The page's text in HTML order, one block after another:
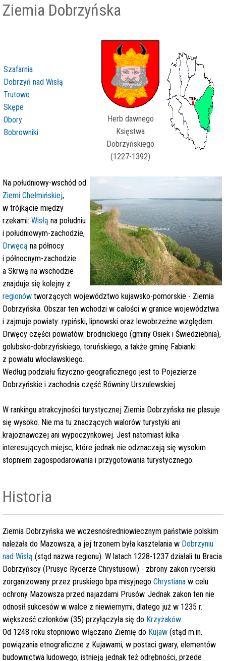
Ziemia Dobrzyńska
Szafarnia
Dobrzyń nad Wisłą
Trutowo
Skępe
Obory
Bobrowniki
Herb dawnego
Księstwa
Dobrzyńskiego
(1227-1392)
Na południowy-wschód od
Ziemi Chełmińskiej,
w trójkącie między
rzekami: Wisłą na południu
i południowym-zachodzie,
Drwęcą na północy
i północnym-zachodzie
a Skrwą na wschodzie
znajduje się kolejny z
regionów tworzących województwo kujawsko-pomorskie - Ziemia
Dobrzyńska. Obszar ten wchodzi w całości w granice województwa
i zajmuje powiaty: rypiński, lipnowski oraz lewobrzeżne względem
Drwęcy części powiatów: brodnickiego (gminy Osiek i Świedziebnia),
golubsko-dobrzyńskiego, toruńskiego, a także gminę Fabianki
z powiatu włocławskiego.
Według podziału fizyczno-geograficznego jest to Pojezierze
Dobrzyńskie i zachodnia część Równiny Urszulewskiej.
W rankingu atrakcyjności turystycznej Ziemia Dobrzyńska nie plasuje
się wysoko. Nie ma tu znaczących walorów turystyki ani
krajoznawczej ani wypoczynkowej. Jest natomiast kilka
interesujących miejsc, które jednak nie odznaczają się wysokim
stopniem zagospodarowania i przygotowania turystycznego.
Historia
Ziemia Dobrzyńska we wczesnośredniowiecznym państwie polskim
należała do Mazowsza, a jej trzonem była kasztelania w Dobrzyniu
nad Wisłą (stąd nazwa regionu). W latach 1228-1237 działali tu Bracia
Dobrzyńscy (Prusyc Rycerze Chrystusowi) - zbrony zakon rycerski
zorganizowany przez pruskiego bpa misyjnego Chrystiana w celu
ochrony Mazowsza przed najazdami Prusów. Jednak zakon ten nie
odnosił sukcesów w walce z niewiernymi, dlatego już w 1235 r.
większość członków (35) przyłączyła się do Krzyżaków.
Od 1248 roku stopniowo włączano Ziemię do Kujaw (stąd m.in.
powiązania etnograficzne z Kujawami, w postaci gwary, elementów
budownictwa ludowego; istnieją jednak też odrębności, przede